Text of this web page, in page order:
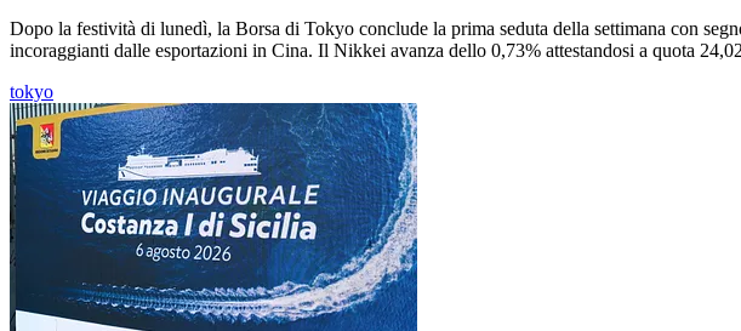
Dopo la festività di lunedì, la Borsa di Tokyo conclude la prima seduta della settimana con
incoraggianti dalle esportazioni in Cina. Il Nikkei avanza dello 0,73% attestandosi a quota
tokyo